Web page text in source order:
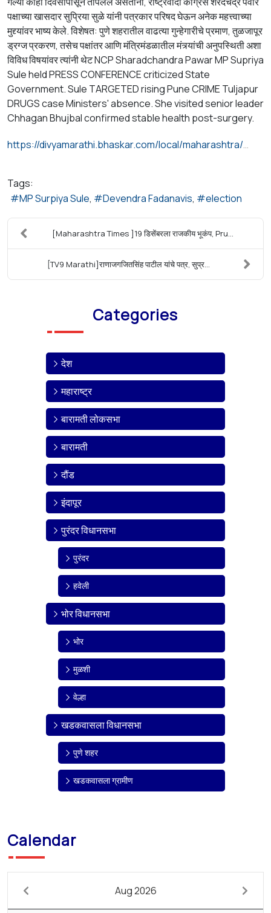
पक्षाच्या खासदार सुप्रिया सुळे यांनी पत्रकार परिषद घेऊन अनेक महत्त्वाच्या
मुद्द्यांवर भाष्य केले. विशेषत: पुणे शहरातील वाढत्या गुन्हेगारीचे प्रमाण, तुळजापूर
ड्रग्ज प्रकरण, तसेच पक्षांतर आणि मंत्रिमंडळातील मंत्र्यांची अनुपस्थिती अशा
विविध विषयांवर त्यांनी थेट NCP Sharadchandra Pawar MP Supriya
Sule held PRESS CONFERENCE criticized State
Government. Sule TARGETED rising Pune CRIME Tuljapur
DRUGS case Ministers' absence. She visited senior leader
Chhagan Bhujbal confirmed stable health post-surgery.
https://divyamarathi.bhaskar.com/local/maharashtra/mumbai/news/supriya-sule-press-conference-targets-government-pune-crime-tuljapur-drugs-chaggan-bhujbal-136458181.html
Tags:
MP Surpiya Sule
Devendra Fadanavis election
[Maharashtra Times ]19 डिसेंबरला राजकीय भूकंप, Pru...
[TV9 Marathi]राणाजगजितसिंह पाटील यांचे पत्र, सुप्र...
Categories
देश
महाराष्ट्र
बारामती लोकसभा
बारामती
दौंड
इंदापूर
पुरंदर विधानसभा
पुरंदर
हवेली
भोर विधानसभा
भोर
मुळशी
वेल्हा
खडकवासला विधानसभा
पुणे शहर
खडकवासला ग्रामीण
Calendar
Aug 2026